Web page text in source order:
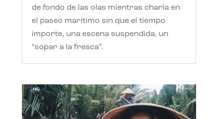
de fondo de las olas mientras charla en
el paseo marítimo sin que el tiempo
importe, una escena suspendida, un
“sopar a la fresca”.